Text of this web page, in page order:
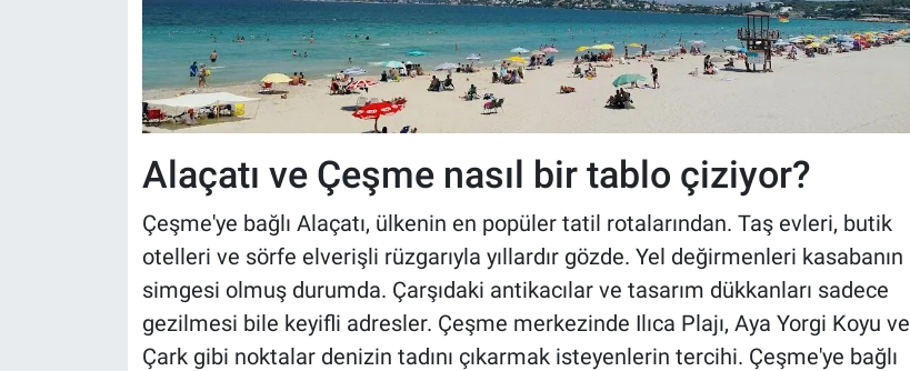
Alaçatı ve Çeşme nasıl bir tablo çiziyor?
Çeşme'ye bağlı Alaçatı, ülkenin en popüler tatil rotalarından. Taş evleri, butik
otelleri ve sörfe elverişli rüzgarıyla yıllardır gözde. Yel değirmenleri kasabanın
simgesi olmuş durumda. Çarşıdaki antikacılar ve tasarım dükkanları sadece
gezilmesi bile keyifli adresler. Çeşme merkezinde Ilıca Plajı, Aya Yorgi Koyu ve
Çark gibi noktalar denizin tadını çıkarmak isteyenlerin tercihi. Çeşme'ye bağlı